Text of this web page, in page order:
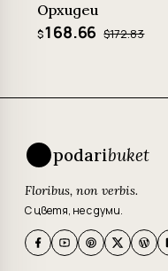
Орхидеи
$168.66 $172.83
podaribuket
Floribus, non verbis.
С цветя, не с думи.